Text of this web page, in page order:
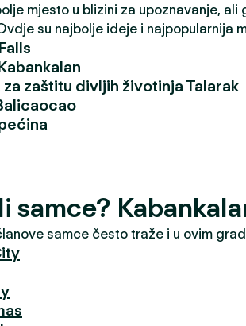
mjesto u blizini za upoznavanje, ali
su najbolje ideje i najpopularnija
zaštitu divljih životinja Talarak
samce?
samce često traže i u ovim